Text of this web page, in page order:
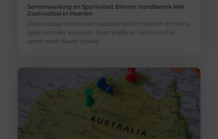
Samenwerking en Sportiviteit Binnen Handbereik Met
Zaalvoetbal in Heerlen
Zaalvoetbal winnen aan populariteit in Heerlen en het is
geen wonder waarom. Deze snelle en dynamische
sport biedt zowel fysieke